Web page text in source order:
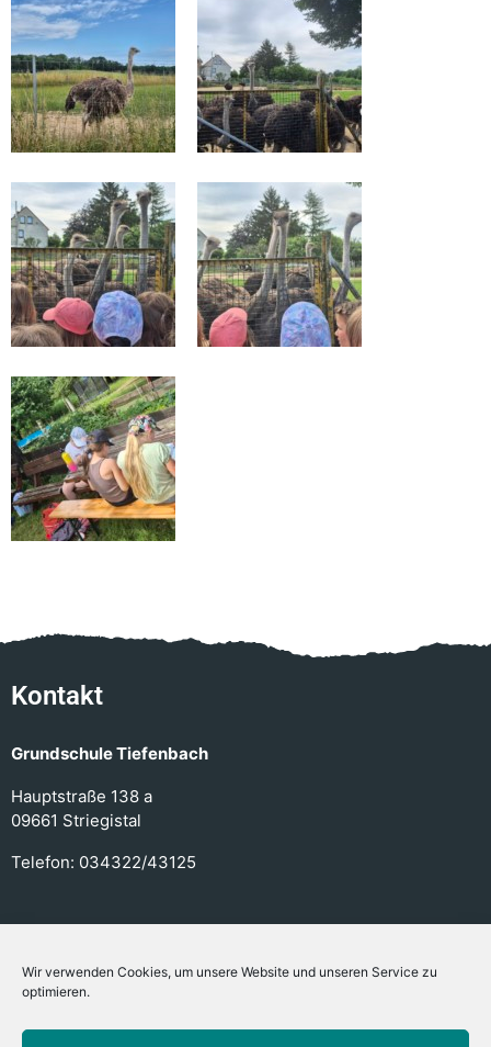
Wir verwenden Cookies, um unsere Website und unseren Service zu
optimieren.
Kontakt
Grundschule Tiefenbach
Hauptstraße 138 a
09661 Striegistal
Telefon: 034322/43125
Kontakt